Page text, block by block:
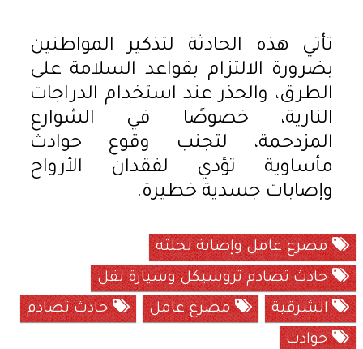
تأتي هذه الحادثة لتذكير المواطنين
بضرورة الالتزام بقواعد السلامة على
الطرق، والحذر عند استخدام الدراجات
النارية، خصوصًا في الشوارع
المزدحمة، لتجنب وقوع حوادث
مأساوية تؤدي لفقدان الأرواح
وإصابات جسدية خطيرة.
مصرع عامل وإصابة نجلته
حادث تصادم تروسيكل وسيارة نقل
الشرقية
مصرع عامل
حادث تصادم
حوادث